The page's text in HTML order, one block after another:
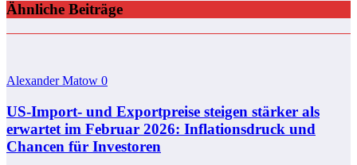
Ähnliche Beiträge
Alexander Matow 0
US-Import- und Exportpreise steigen stärker als
erwartet im Februar 2026: Inflationsdruck und
Chancen für Investoren